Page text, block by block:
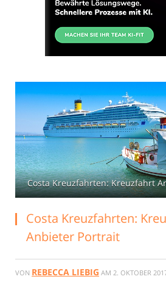
Costa Kreuzfahrten: Kreuzfahrt
Costa Kreuzfahrten:
Anbieter Portrait
VON REBECCA LIEBIG AM 2. OKTOBER